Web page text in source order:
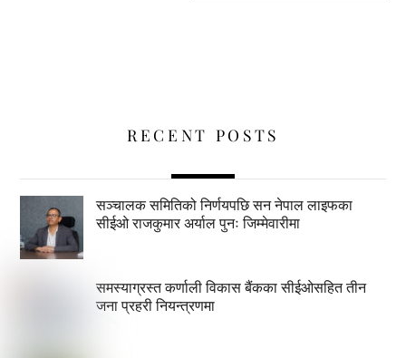
RECENT POSTS
सञ्चालक समितिको निर्णयपछि सन नेपाल लाइफका
सीईओ राजकुमार अर्याल पुनः जिम्मेवारीमा
समस्याग्रस्त कर्णाली विकास बैंकका सीईओसहित तीन
जना प्रहरी नियन्त्रणमा